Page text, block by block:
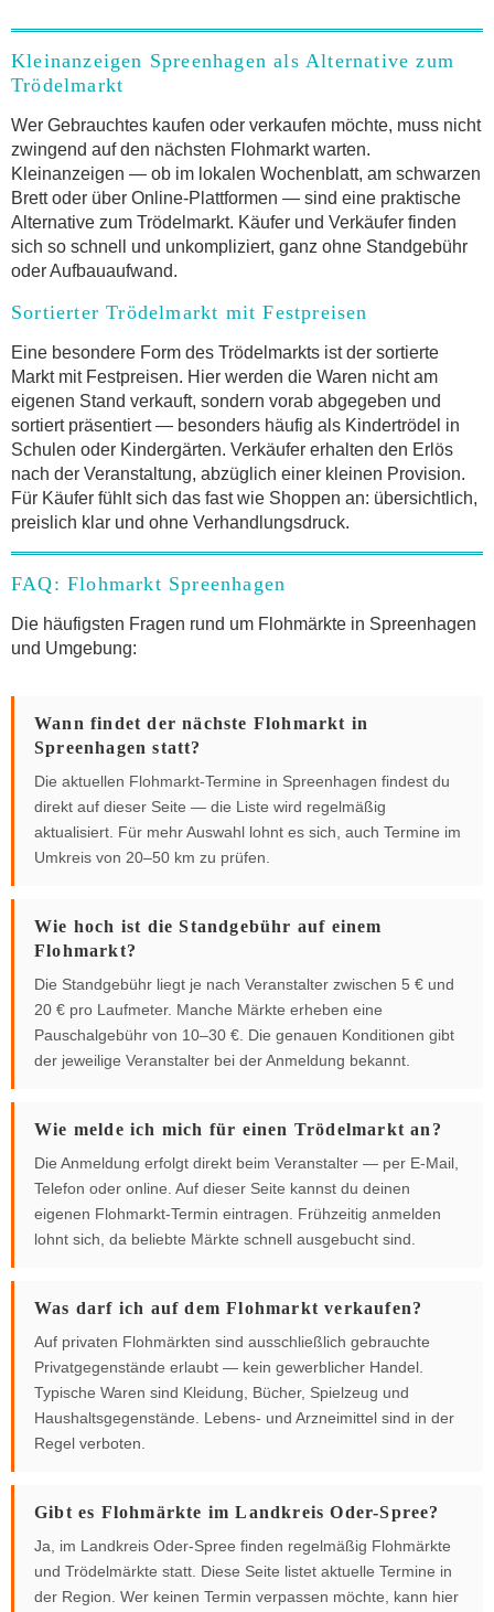
Kleinanzeigen Spreenhagen als Alternative zum
Trödelmarkt
Wer Gebrauchtes kaufen oder verkaufen möchte, muss nicht
zwingend auf den nächsten Flohmarkt warten.
Kleinanzeigen — ob im lokalen Wochenblatt, am schwarzen
Brett oder über Online-Plattformen — sind eine praktische
Alternative zum Trödelmarkt. Käufer und Verkäufer finden
sich so schnell und unkompliziert, ganz ohne Standgebühr
oder Aufbauaufwand.
Sortierter Trödelmarkt mit Festpreisen
Eine besondere Form des Trödelmarkts ist der sortierte
Markt mit Festpreisen. Hier werden die Waren nicht am
eigenen Stand verkauft, sondern vorab abgegeben und
sortiert präsentiert — besonders häufig als Kindertrödel in
Schulen oder Kindergärten. Verkäufer erhalten den Erlös
nach der Veranstaltung, abzüglich einer kleinen Provision.
Für Käufer fühlt sich das fast wie Shoppen an: übersichtlich,
preislich klar und ohne Verhandlungsdruck.
FAQ: Flohmarkt Spreenhagen
Die häufigsten Fragen rund um Flohmärkte in Spreenhagen
und Umgebung:
Wann findet der nächste Flohmarkt in
Spreenhagen statt?
Die aktuellen Flohmarkt-Termine in Spreenhagen findest du
direkt auf dieser Seite — die Liste wird regelmäßig
aktualisiert. Für mehr Auswahl lohnt es sich, auch Termine im
Umkreis von 20–50 km zu prüfen.
Wie hoch ist die Standgebühr auf einem
Flohmarkt?
Die Standgebühr liegt je nach Veranstalter zwischen 5 € und
20 € pro Laufmeter. Manche Märkte erheben eine
Pauschalgebühr von 10–30 €. Die genauen Konditionen gibt
der jeweilige Veranstalter bei der Anmeldung bekannt.
Wie melde ich mich für einen Trödelmarkt an?
Die Anmeldung erfolgt direkt beim Veranstalter — per E-Mail,
Telefon oder online. Auf dieser Seite kannst du deinen
eigenen Flohmarkt-Termin eintragen. Frühzeitig anmelden
lohnt sich, da beliebte Märkte schnell ausgebucht sind.
Was darf ich auf dem Flohmarkt verkaufen?
Auf privaten Flohmärkten sind ausschließlich gebrauchte
Privatgegenstände erlaubt — kein gewerblicher Handel.
Typische Waren sind Kleidung, Bücher, Spielzeug und
Haushaltsgegenstände. Lebens- und Arzneimittel sind in der
Regel verboten.
Gibt es Flohmärkte im Landkreis Oder-Spree?
Ja, im Landkreis Oder-Spree finden regelmäßig Flohmärkte
und Trödelmärkte statt. Diese Seite listet aktuelle Termine in
der Region. Wer keinen Termin verpassen möchte, kann hier